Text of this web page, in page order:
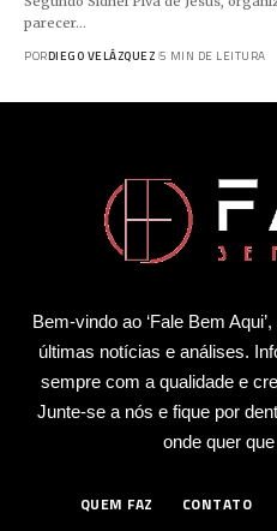
parecer…
PORDIEGO VELÁZQUEZ 5 MIN DE LEITURA
Bem-vindo ao ‘Fale Bem
últimas notícias e análises.
sempre com a qualidade e
Junte-se a nós e fique por
onde quer
QUEM FAZ CONTATO